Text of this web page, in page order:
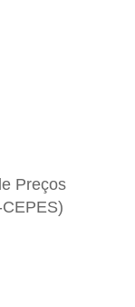
Preços